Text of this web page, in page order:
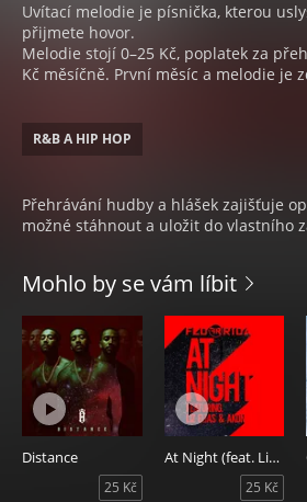
Uvítací melodie je písnička, kterou
přijmete hovor.
Melodie stojí 0–25 Kč, poplatek za
Kč měsíčně. První měsíc a melodie je
R&B A HIP HOP
Přehrávání hudby a hlášek zajišťuje
možné stáhnout a uložit do vlastního
Mohlo by se vám líbit
Distance
25 Kč
At Night (feat. Liz Elias and Akon)
25 Kč